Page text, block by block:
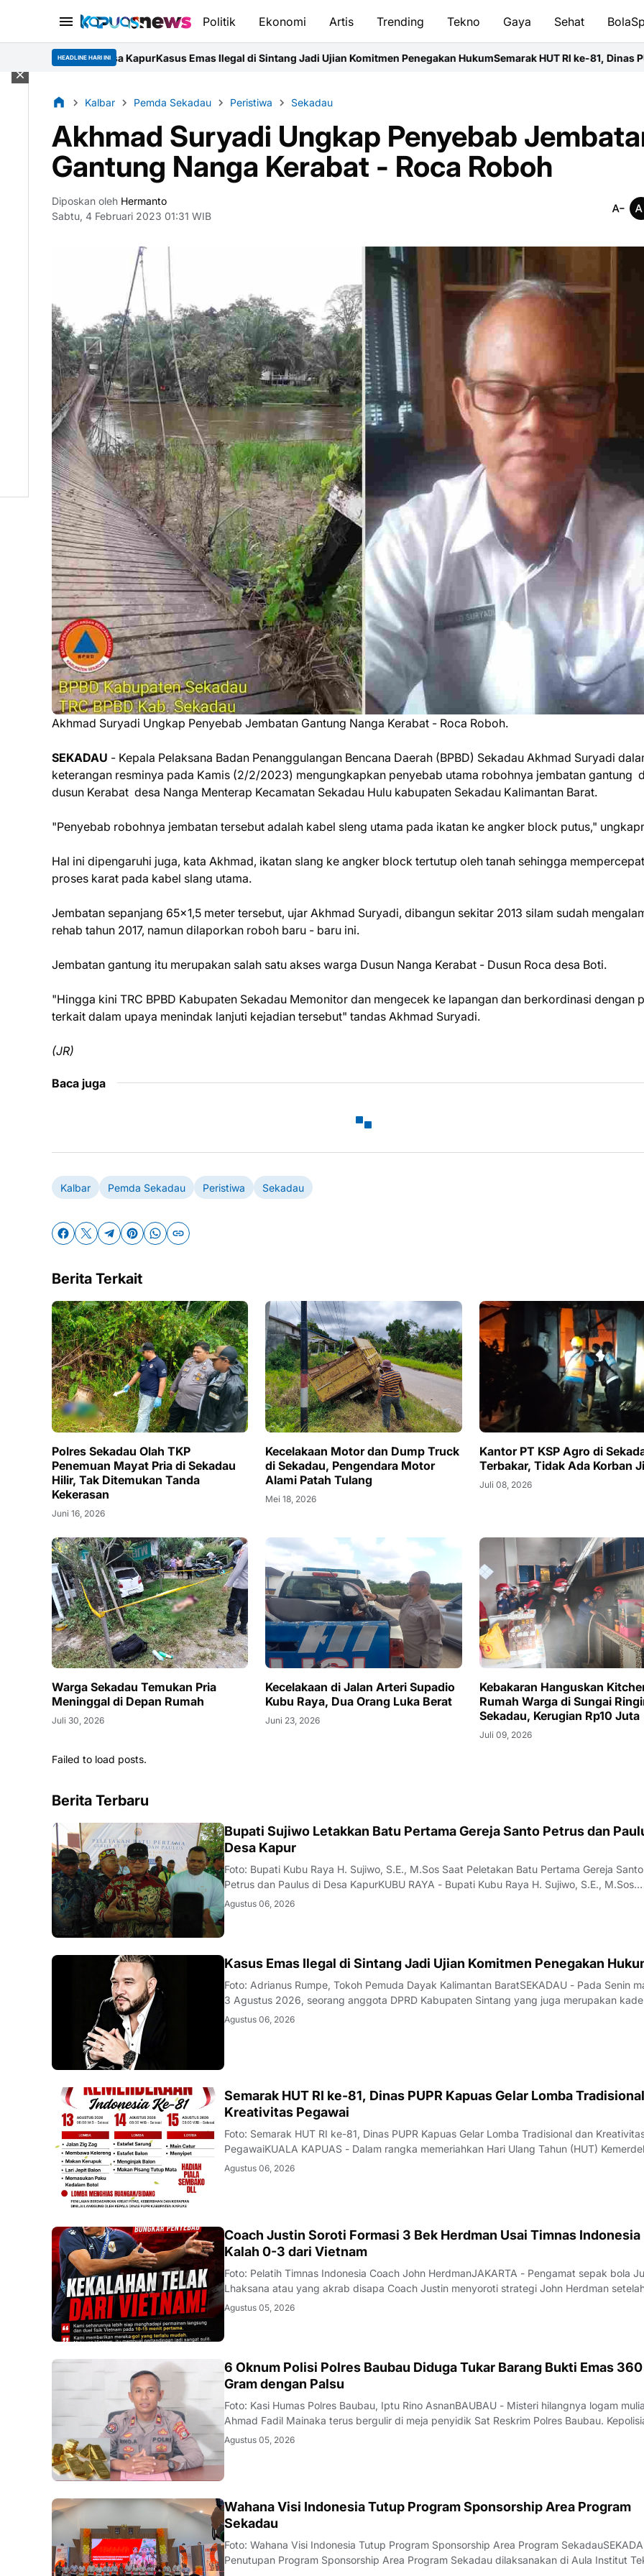
Politik Ekonomi Artis Trending Tekno Gaya Sehat
HEADLINE HARI INI
KapurKasus Emas Ilegal di Sintang Jadi Ujian Komitmen Penegakan HukumSemarak HUT RI ke-81, Dinas PUPR Kapuas
Kalbar Pemda Sekadau Peristiwa Sekadau
Akhmad Suryadi Ungkap Penyebab
Gantung Nanga Kerabat - Roca Roboh
Diposkan oleh Hermanto
Sabtu, 4 Februari 2023 01:31 WIB
Akhmad Suryadi Ungkap Penyebab Jembatan Gantung Nanga Kerabat - Roca Roboh.
SEKADAU - Kepala Pelaksana Badan Penanggulangan Bencana Daerah (BPBD) Sekadau Akhmad Suryadi
keterangan resminya pada Kamis (2/2/2023) mengungkapkan penyebab utama robohnya jembatan gantung
dusun Kerabat desa Nanga Menterap Kecamatan Sekadau Hulu kabupaten Sekadau Kalimantan Barat.
"Penyebab robohnya jembatan tersebut adalah kabel sleng utama pada ikatan ke angker block putus,"
Hal ini dipengaruhi juga, kata Akhmad, ikatan slang ke angker block tertutup oleh tanah sehingga mempercepat
proses karat pada kabel slang utama.
Jembatan sepanjang 65x1,5 meter tersebut, ujar Akhmad Suryadi, dibangun sekitar 2013 silam sudah
rehab tahun 2017, namun dilaporkan roboh baru - baru ini.
Jembatan gantung itu merupakan salah satu akses warga Dusun Nanga Kerabat - Dusun Roca desa Boti.
"Hingga kini TRC BPBD Kabupaten Sekadau Memonitor dan mengecek ke lapangan dan berkordinasi dengan
terkait dalam upaya menindak lanjuti kejadian tersebut" tandas Akhmad Suryadi.
(JR)
Baca juga
Kalbar Pemda Sekadau Peristiwa Sekadau
Berita Terkait
Polres Sekadau Olah TKP
Penemuan Mayat Pria di Sekadau
Hilir, Tak Ditemukan Tanda
Kekerasan
Juni 16, 2026
Kecelakaan Motor dan Dump Truck
di Sekadau, Pengendara Motor
Alami Patah Tulang
Mei 18, 2026
Kantor PT KSP Agro di
Terbakar, Tidak Ada Korban
Juli 08, 2026
Warga Sekadau Temukan Pria
Meninggal di Depan Rumah
Juli 30, 2026
Kecelakaan di Jalan Arteri Supadio
Kubu Raya, Dua Orang Luka Berat
Juni 23, 2026
Kebakaran Hanguskan
Rumah Warga di Sungai
Sekadau, Kerugian Rp10 Juta
Juli 09, 2026
Failed to load posts.
Berita Terbaru
DAERAH
Bupati Sujiwo Letakkan Batu Pertama Gereja Santo Petrus dan
Desa Kapur
Foto: Bupati Kubu Raya H. Sujiwo, S.E., M.Sos Saat Peletakan Batu Pertama Gereja Santo
Petrus dan Paulus di Desa KapurKUBU RAYA - Bupati Kubu Raya H. Sujiwo, S.E., M.Sos
melakukan peletakan batu pertama pembangunan Gereja Katolik Santo Petrus dan
Agustus 06, 2026
Kasus Emas Ilegal di Sintang Jadi Ujian Komitmen Penegakan
Foto: Adrianus Rumpe, Tokoh Pemuda Dayak Kalimantan BaratSEKADAU - Pada Senin
3 Agustus 2026, seorang anggota DPRD Kabupaten Sintang yang juga merupakan
Partai Golkar berinisial AI diamankan tim gabungan Polda Kalimantan Barat dalam
Agustus 06, 2026
DAERAH
Semarak HUT RI ke-81, Dinas PUPR Kapuas Gelar Lomba
Kreativitas Pegawai
Foto: Semarak HUT RI ke-81, Dinas PUPR Kapuas Gelar Lomba Tradisional dan
PegawaiKUALA KAPUAS - Dalam rangka memeriahkan Hari Ulang Tahun (HUT)
Republik Indonesia ke-81, Dinas Pekerjaan Umum dan Penataan Ruang (PUPR)
Agustus 06, 2026
JAKARTA
Coach Justin Soroti Formasi 3 Bek Herdman Usai Timnas Indonesia
Kalah 0-3 dari Vietnam
Foto: Pelatih Timnas Indonesia Coach John HerdmanJAKARTA - Pengamat sepak bola
Lhaksana atau yang akrab disapa Coach Justin menyoroti strategi John Herdman
Timnas Indonesia mengalami kekalahan telak 0-3 dari Vietnam pada lanjutan Grup A
Agustus 05, 2026
BAUBAU
6 Oknum Polisi Polres Baubau Diduga Tukar Barang Bukti Emas 360
Gram dengan Palsu
Foto: Kasi Humas Polres Baubau, Iptu Rino AsnanBAUBAU - Misteri hilangnya logam
Ahmad Fadil Mainaka terus bergulir di meja penyidik Sat Reskrim Polres Baubau.
intensif memburu titik terang pelaku.Sebanyak enam oknum polisi Satuan Reserse
Agustus 05, 2026
KALBAR
Wahana Visi Indonesia Tutup Program Sponsorship Area Program
Sekadau
Foto: Wahana Visi Indonesia Tutup Program Sponsorship Area Program
Penutupan Program Sponsorship Area Program Sekadau dilaksanakan di Aula Institut